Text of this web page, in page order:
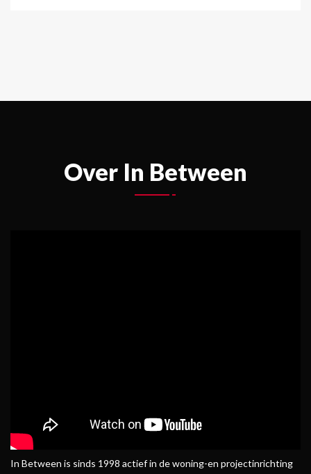
Over In Between
In Between is sinds 1998 actief in de woning-en projectinrichting